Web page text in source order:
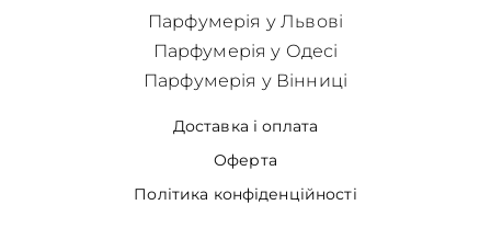
Доставка і оплата
Оферта
Політика конфіденційності
Парфумерія у Львові
Парфумерія у Одесі
Парфумерія у Вінниці